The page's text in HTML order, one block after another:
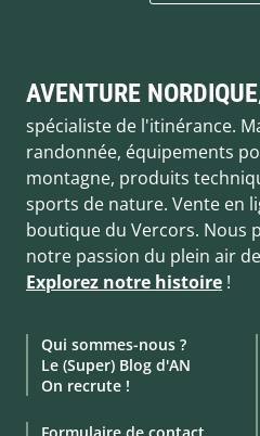
AVENTURE NORDIQUE
spécialiste de l'itinérance.
randonnée, équipements
montagne, produits
sports de nature. Vente en
boutique du Vercors. Nous
notre passion du plein air
Explorez notre histoire !
Qui sommes-nous ?
Le (Super) Blog d'AN
On recrute !